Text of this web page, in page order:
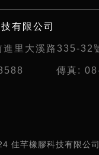
有限公司
進里大溪路335-32
傳真:
佳芊橡膠科技有限公